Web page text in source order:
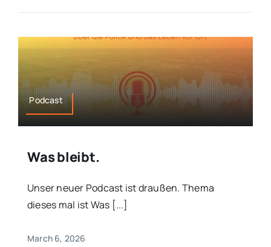
Podcast
Was bleibt.
Unser neuer Podcast ist draußen. Thema
dieses mal ist Was [...]
March 6, 2026